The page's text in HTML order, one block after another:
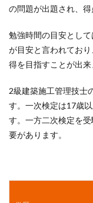
の問題が出題され、得
勉強時間の目安とし
が目安と言われてお
得を目指すことが出来
2級建築施工管理技士
す。一次検定は17歳
す。一方二次検定を
要があります。